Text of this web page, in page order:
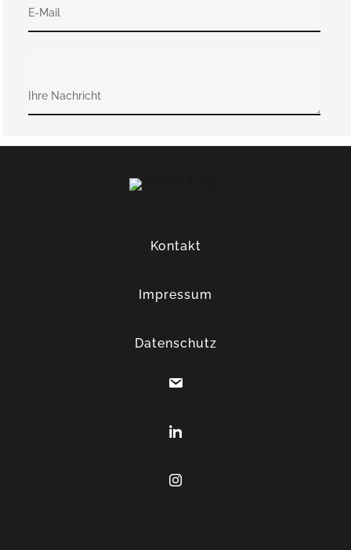
Kontakt
Impressum
Datenschutz